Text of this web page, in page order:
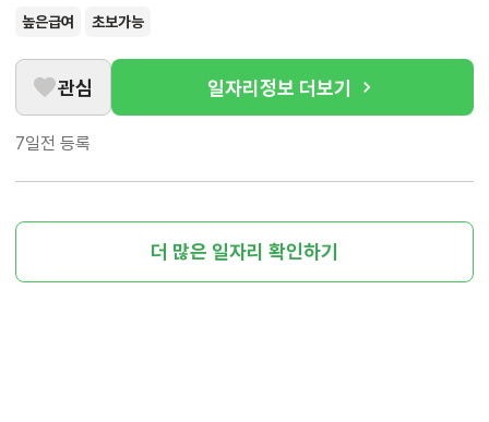
높은급여 초보가능
관심 일자리정보 더보기
7일전 등록
더 많은 일자리 확인하기